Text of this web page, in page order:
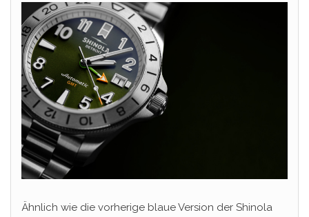
Ähnlich wie die vorherige blaue Version der Shinola